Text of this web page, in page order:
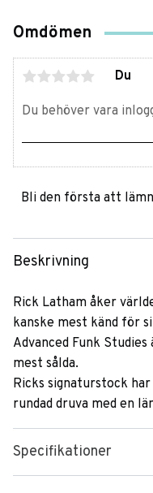
Omdömen
Du
Bli den första att
Beskrivning
Rick Latham åker
kanske mest känd för
Advanced Funk
mest sålda.
Ricks signaturstock
rundad druva med en
Specifikationer